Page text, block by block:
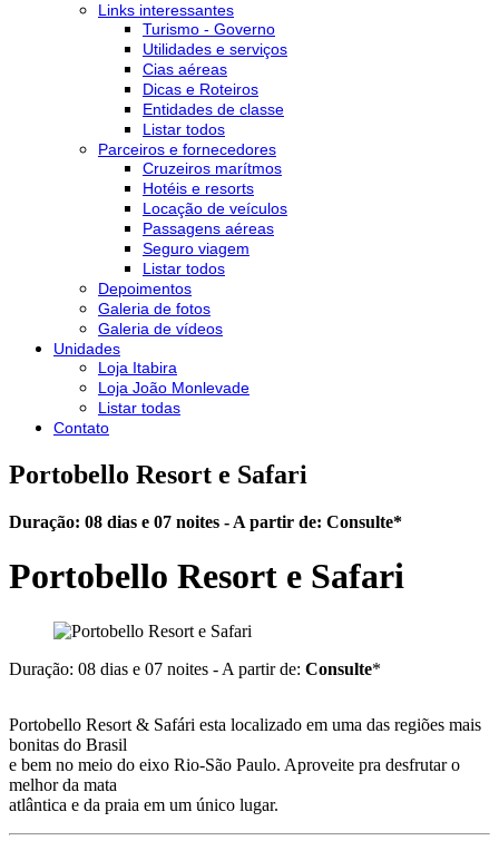
Links interessantes
Turismo - Governo
Utilidades e serviços
Cias aéreas
Dicas e Roteiros
Entidades de classe
Listar todos
Parceiros e fornecedores
Cruzeiros marítmos
Hotéis e resorts
Locação de veículos
Passagens aéreas
Seguro viagem
Listar todos
Depoimentos
Galeria de fotos
Galeria de vídeos
Unidades
Loja Itabira
Loja João Monlevade
Listar todas
Contato
Portobello Resort e Safari
Duração: 08 dias e 07 noites - A partir de: Consulte*
Portobello Resort e Safari
Duração: 08 dias e 07 noites - A partir de: Consulte*
Portobello Resort & Safári esta localizado em uma das regiões mais
bonitas do Brasil
e bem no meio do eixo Rio-São Paulo. Aproveite pra desfrutar o
melhor da mata
atlântica e da praia em um único lugar.